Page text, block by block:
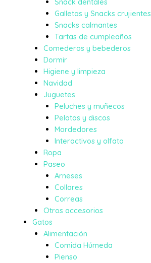
Galletas y Snacks crujientes
Snacks calmantes
Tartas de cumpleaños
Comederos y bebederos
Dormir
Higiene y limpieza
Navidad
Juguetes
Peluches y muñecos
Pelotas y discos
Mordedores
Interactivos y olfato
Ropa
Paseo
Arneses
Collares
Correas
Otros accesorios
Gatos
Alimentación
Comida Húmeda
Pienso